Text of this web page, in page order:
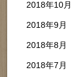
2018年10月
2018年9月
2018年8月
2018年7月